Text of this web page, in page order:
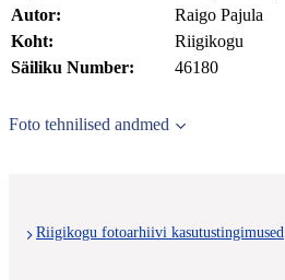
Autor:
Raigo Pajula
Koht:
Riigikogu
Säiliku Number:
46180
Foto tehnilised andmed
Riigikogu fotoarhiivi kasutustingimused